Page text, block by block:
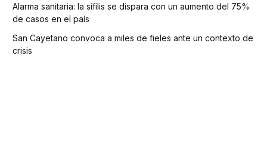
Alarma sanitaria: la sífilis se dispara con un aumento del 75%
de casos en el país
San Cayetano convoca a miles de fieles ante un contexto de
crisis